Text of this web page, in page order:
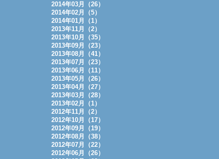
2014年03月（26）
2014年02月（5）
2014年01月（1）
2013年11月（2）
2013年10月（35）
2013年09月（23）
2013年08月（41）
2013年07月（23）
2013年06月（11）
2013年05月（26）
2013年04月（27）
2013年03月（28）
2013年02月（1）
2012年11月（2）
2012年10月（17）
2012年09月（19）
2012年08月（38）
2012年07月（22）
2012年06月（26）